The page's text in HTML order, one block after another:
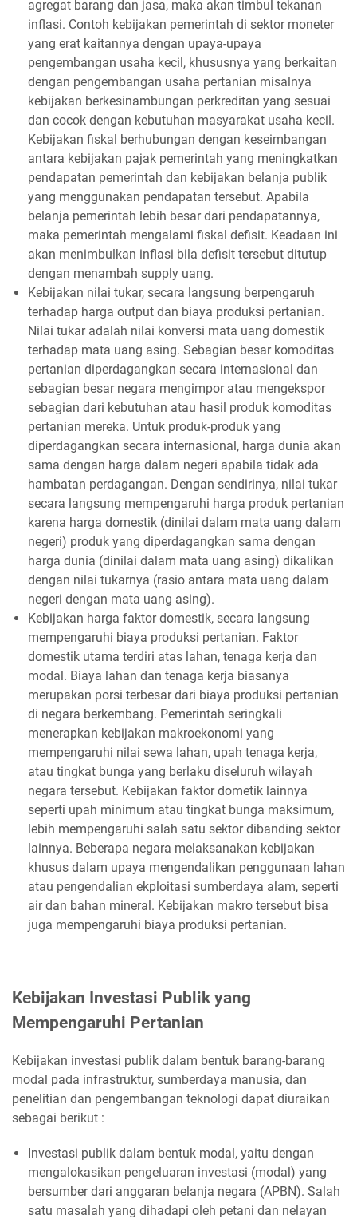
agregat barang dan jasa, maka akan timbul tekanan
inflasi. Contoh kebijakan pemerintah di sektor moneter
yang erat kaitannya dengan upaya-upaya
pengembangan usaha kecil, khususnya yang berkaitan
dengan pengembangan usaha pertanian misalnya
kebijakan berkesinambungan perkreditan yang sesuai
dan cocok dengan kebutuhan masyarakat usaha kecil.
Kebijakan fiskal berhubungan dengan keseimbangan
antara kebijakan pajak pemerintah yang meningkatkan
pendapatan pemerintah dan kebijakan belanja publik
yang menggunakan pendapatan tersebut. Apabila
belanja pemerintah lebih besar dari pendapatannya,
maka pemerintah mengalami fiskal defisit. Keadaan ini
akan menimbulkan inflasi bila defisit tersebut ditutup
dengan menambah supply uang.
Kebijakan nilai tukar, secara langsung berpengaruh
terhadap harga output dan biaya produksi pertanian.
Nilai tukar adalah nilai konversi mata uang domestik
terhadap mata uang asing. Sebagian besar komoditas
pertanian diperdagangkan secara internasional dan
sebagian besar negara mengimpor atau mengekspor
sebagian dari kebutuhan atau hasil produk komoditas
pertanian mereka. Untuk produk-produk yang
diperdagangkan secara internasional, harga dunia akan
sama dengan harga dalam negeri apabila tidak ada
hambatan perdagangan. Dengan sendirinya, nilai tukar
secara langsung mempengaruhi harga produk pertanian
karena harga domestik (dinilai dalam mata uang dalam
negeri) produk yang diperdagangkan sama dengan
harga dunia (dinilai dalam mata uang asing) dikalikan
dengan nilai tukarnya (rasio antara mata uang dalam
negeri dengan mata uang asing).
Kebijakan harga faktor domestik, secara langsung
mempengaruhi biaya produksi pertanian. Faktor
domestik utama terdiri atas lahan, tenaga kerja dan
modal. Biaya lahan dan tenaga kerja biasanya
merupakan porsi terbesar dari biaya produksi pertanian
di negara berkembang. Pemerintah seringkali
menerapkan kebijakan makroekonomi yang
mempengaruhi nilai sewa lahan, upah tenaga kerja,
atau tingkat bunga yang berlaku diseluruh wilayah
negara tersebut. Kebijakan faktor dometik lainnya
seperti upah minimum atau tingkat bunga maksimum,
lebih mempengaruhi salah satu sektor dibanding sektor
lainnya. Beberapa negara melaksanakan kebijakan
khusus dalam upaya mengendalikan penggunaan lahan
atau pengendalian ekploitasi sumberdaya alam, seperti
air dan bahan mineral. Kebijakan makro tersebut bisa
juga mempengaruhi biaya produksi pertanian.
Kebijakan Investasi Publik yang
Mempengaruhi Pertanian
Kebijakan investasi publik dalam bentuk barang-barang
modal pada infrastruktur, sumberdaya manusia, dan
penelitian dan pengembangan teknologi dapat diuraikan
sebagai berikut :
Investasi publik dalam bentuk modal, yaitu dengan
mengalokasikan pengeluaran investasi (modal) yang
bersumber dari anggaran belanja negara (APBN). Salah
satu masalah yang dihadapi oleh petani dan nelayan